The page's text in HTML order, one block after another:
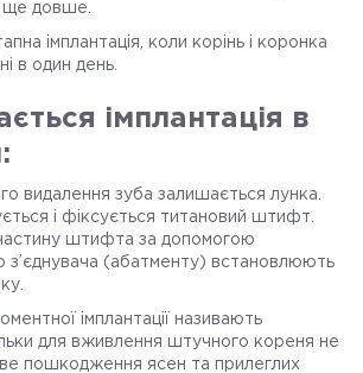
ще довше.
імплантація, коли корінь і коронка
в один день.
імплантація в
видалення зуба залишається лунка.
і фіксується титановий штифт.
штифта за допомогою
з’єднувача (абатменту) встановлюють
імплантації називають
для вживлення штучного кореня не
пошкодження ясен та прилеглих